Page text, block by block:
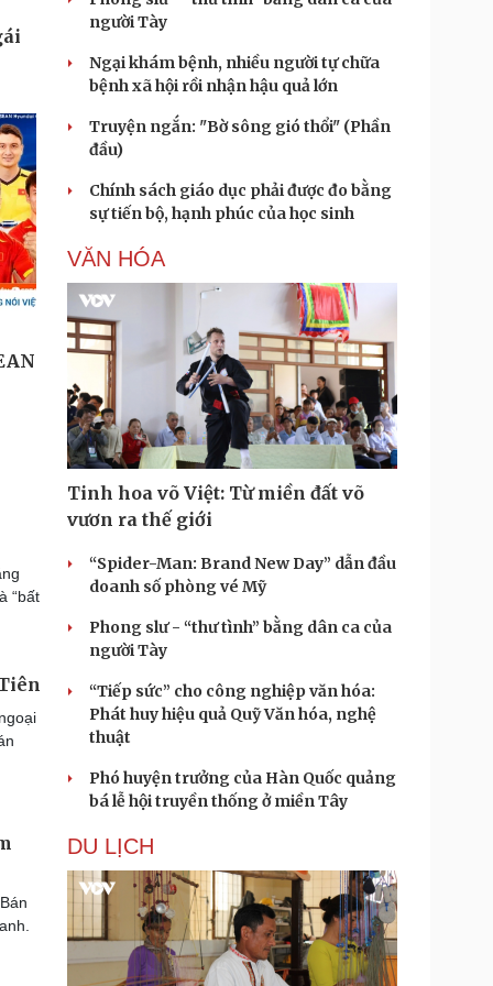
“bất
người Tày
Ngại khám bệnh, nhiều người tự chữa
bệnh xã hội rồi nhận hậu quả lớn
Truyện ngắn: "Bờ sông gió thổi" (Phần
đầu)
Chính sách giáo dục phải được đo bằng
sự tiến bộ, hạnh phúc của học sinh
VĂN HÓA
Tinh hoa võ Việt: Từ miền đất võ
vươn ra thế giới
“Spider-Man: Brand New Day” dẫn đầu
doanh số phòng vé Mỹ
Phong slư - “thư tình” bằng dân ca của
người Tày
“Tiếp sức” cho công nghiệp văn hóa:
Phát huy hiệu quả Quỹ Văn hóa, nghệ
thuật
Phó huyện trưởng của Hàn Quốc quảng
bá lễ hội truyền thống ở miền Tây
DU LỊCH